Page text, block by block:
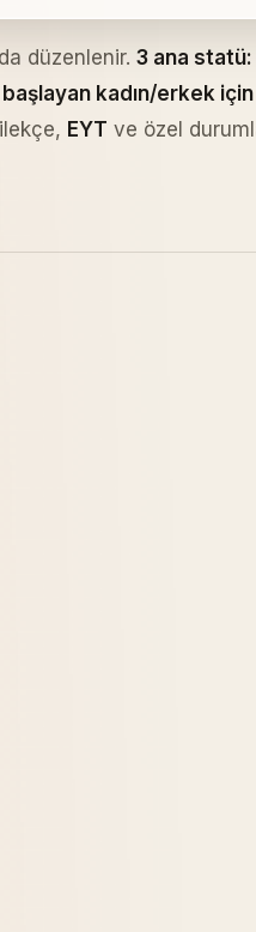
düzenlenir. 3 ana statü:
kadın/erkek
EYT ve özel